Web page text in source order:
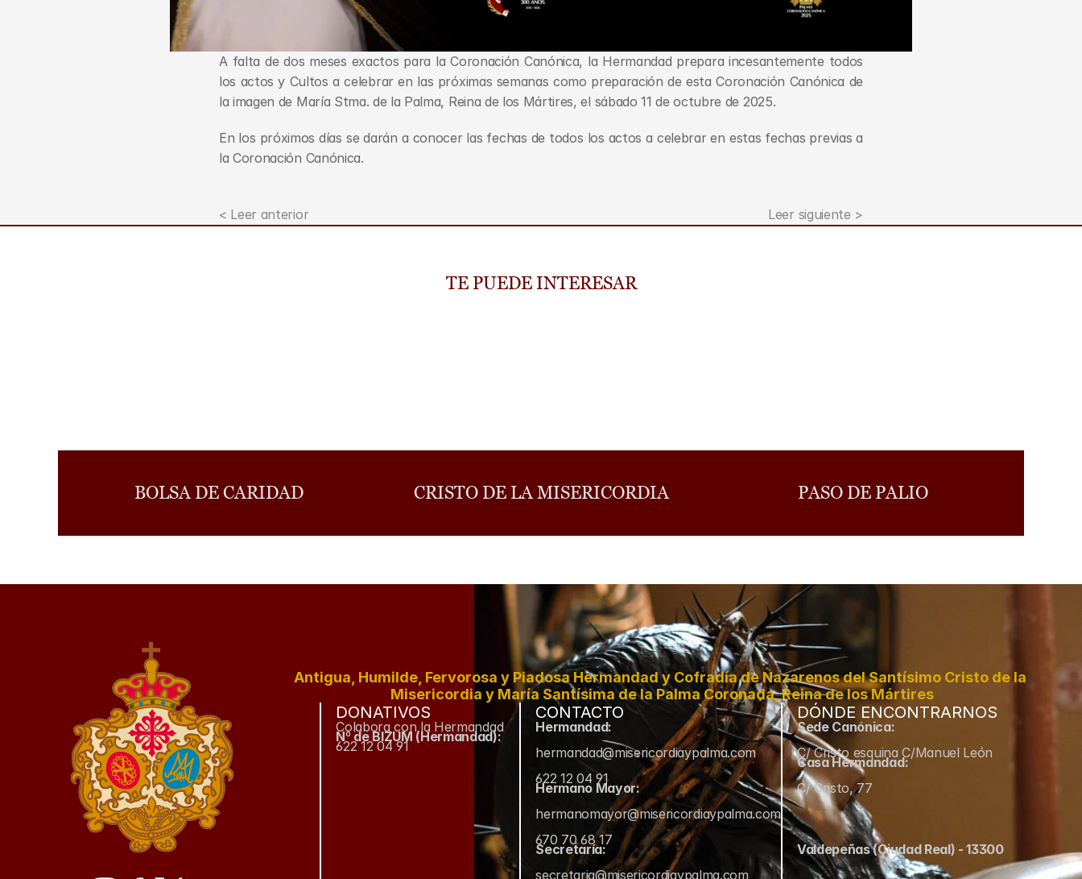
A falta de dos meses exactos para la Coronación Canónica, la Hermandad prepara incesantemente todos
los actos y Cultos a celebrar en las próximas semanas como preparación de esta Coronación Canónica de
la imagen de María Stma. de la Palma, Reina de los Mártires, el sábado 11 de octubre de 2025.
En los próximos días se darán a conocer las fechas de todos los actos a celebrar en estas fechas previas a
la Coronación Canónica.
< Leer anterior Leer siguiente >
TE PUEDE INTERESAR
BOLSA DE CARIDAD CRISTO DE LA MISERICORDIA PASO DE PALIO
Antigua, Humilde, Fervorosa y Piadosa Hermandad y Cofradía de Nazarenos del Santísimo Cristo de la
Misericordia y María Santísima de la Palma Coronada, Reina de los Mártires
DONATIVOS
Colabora con la Hermandad
Nº de BIZUM (Hermandad):
622 12 04 91
CONTACTO
Hermandad:
hermandad@misericordiaypalma.com
622 12 04 91
Hermano Mayor:
hermanomayor@misericordiaypalma.com
670 70 68 17
Secretaría:
secretaria@misericordiaypalma.com
DÓNDE ENCONTRARNOS
Sede Canónica:
C/ Cristo esquina C/Manuel León
Casa Hermandad:
C/ Cristo, 77
Valdepeñas (Ciudad Real) - 13300